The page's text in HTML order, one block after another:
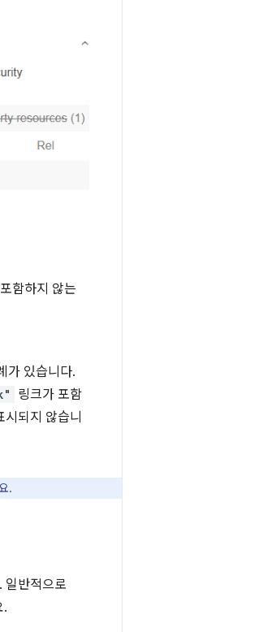
함하지 않는
가 있습니다.
링크가 포함
되지 않습니
.
일반적으로
.